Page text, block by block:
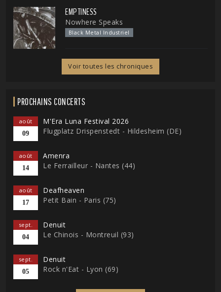
EMPTINESS
Nowhere Speaks
Black Metal Industriel
Voir toutes les chroniques
PROCHAINS CONCERTS
août
09
M'Era Luna Festival 2026
Flugplatz Drispenstedt - Hildesheim (DE)
août
14
Amenra
Le Ferrailleur - Nantes (44)
août
17
Deafheaven
Petit Bain - Paris (75)
sept.
04
Denuit
Le Chinois - Montreuil (93)
sept.
05
Denuit
Rock n'Eat - Lyon (69)